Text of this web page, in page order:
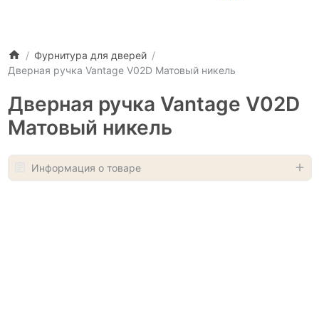
Фурнитура для дверей
Дверная ручка Vantage V02D Матовый никель
Дверная ручка Vantage V02D
Матовый никель
Информация о товаре